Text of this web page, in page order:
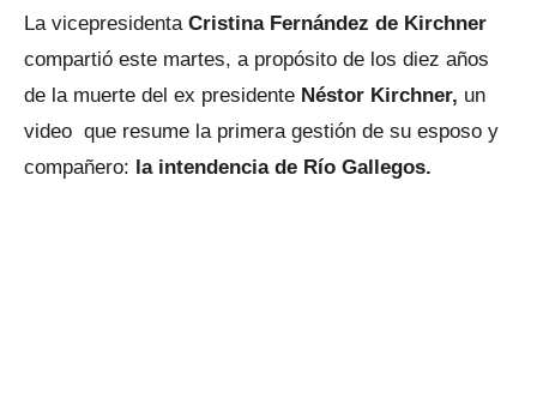
La vicepresidenta Cristina Fernández de Kirchner
compartió este martes, a propósito de los diez años
de la muerte del ex presidente Néstor Kirchner, un
video que resume la primera gestión de su esposo y
compañero: la intendencia de Río Gallegos.